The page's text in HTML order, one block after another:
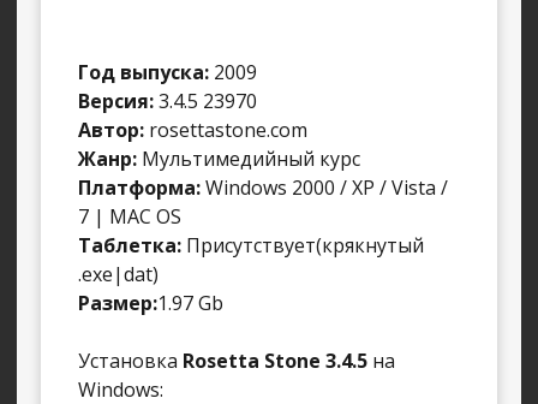
Год выпуска:2009
Версия:3.4.5 23970
Автор:rosettastone.com
Жанр:Мультимедийный курс
Платформа:Windows 2000 / XP / Vista /
7 | MAC OS
Таблетка:Присутствует(крякнутый
.exe|dat)
Размер:1.97 Gb
Установка Rosetta Stone 3.4.5на
Windows: